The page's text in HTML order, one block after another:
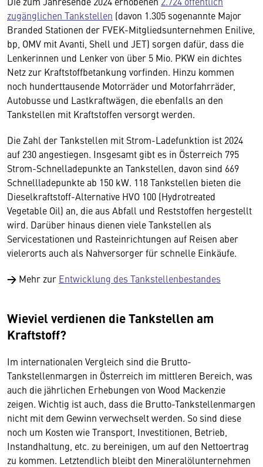
zugänglichen Tankstellen (davon 1.305 sogenannte Major
Branded Stationen der FVEK-Mitgliedsunternehmen Enilive,
bp, OMV mit Avanti, Shell und JET) sorgen dafür, dass die
Lenkerinnen und Lenker von über 5 Mio. PKW ein dichtes
Netz zur Kraftstoffbetankung vorfinden. Hinzu kommen
noch hunderttausende Motorräder und Motorfahrräder,
Autobusse und Lastkraftwägen, die ebenfalls an den
Tankstellen mit Kraftstoffen versorgt werden.
Die Zahl der Tankstellen mit Strom-Ladefunktion ist 2024
auf 230 angestiegen. Insgesamt gibt es in Österreich 795
Strom-Schnelladepunkte an Tankstellen, davon sind 669
Schnellladepunkte ab 150 kW. 118 Tankstellen bieten die
Dieselkraftstoff-Alternative HVO 100 (Hydrotreated
Vegetable Oil) an, die aus Abfall und Reststoffen hergestellt
wird. Darüber hinaus dienen viele Tankstellen als
Servicestationen und Rasteinrichtungen auf Reisen aber
vielerorts auch als Nahversorger für schnelle Einkäufe.
→ Mehr zur Entwicklung des Tankstellenbestandes
Wieviel verdienen die Tankstellen am
Kraftstoff?
Im internationalen Vergleich sind die Brutto-
Tankstellenmargen in Österreich im mittleren Bereich, was
auch die jährlichen Erhebungen von Wood Mackenzie
zeigen. Wichtig ist auch, dass die Brutto-Tankstellenmargen
nicht mit dem Gewinn verwechselt werden. So sind diese
noch um Kosten wie Transport, Investitionen, Betrieb,
Instandhaltung, etc. zu bereinigen, um auf den Nettoertrag
zu kommen. Letztendlich bleibt den Mineralölunternehmen